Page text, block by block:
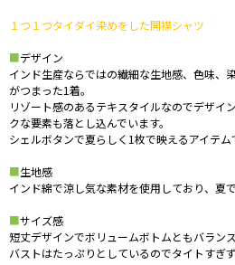
１つ１つタイダイ染めをした開襟シャツ
■デザイン
インド生産ならではの繊細な生地感、色味、
がつまった1着。
リゾート感のあるテキスタイルなのでデザイ
クな要素も落とし込んでいます。
シェルボタンで夏らしく1枚で映えるアイテム
■生地感
インド綿で涼し気な素材を使用しており、夏
■サイズ感
短丈デザインでボリュームボトムともバラン
バストはたっぷりとしているのでタイトすぎ